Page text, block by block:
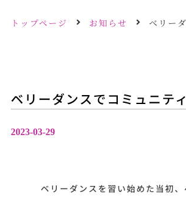
トップページ お知らせ ベリー
ベリーダンスでコミュニテ
2023-03-29
ベリーダンスを習い始めた当初